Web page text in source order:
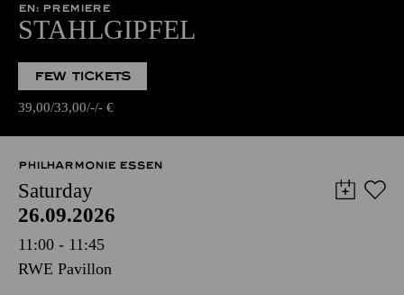
EN: PREMIERE
STAHLGIPFEL
FEW TICKETS
39,00 33,00 - - €
PHILHARMONIE ESSEN
Saturday
26.09.2026
11:00 - 11:45
RWE Pavillon